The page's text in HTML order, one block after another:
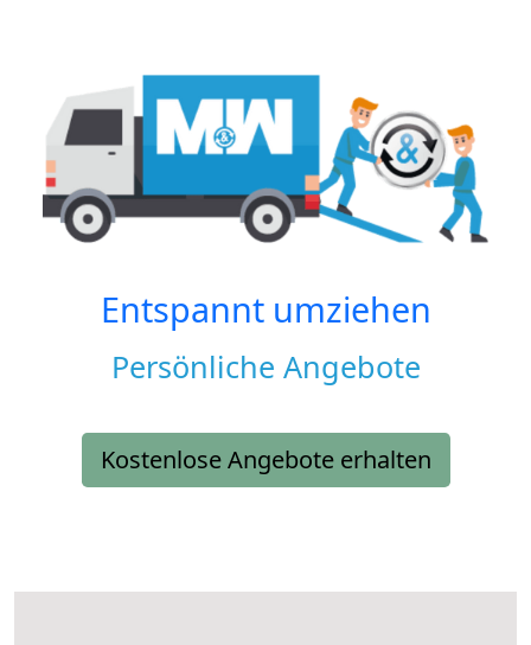
Entspannt umziehen
Persönliche Angebote
Kostenlose Angebote erhalten